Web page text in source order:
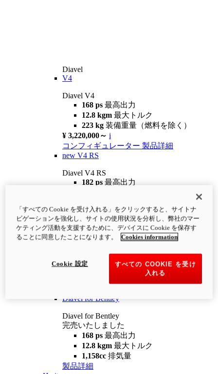
Diavel
V4
Diavel V4
168 ps 最高出力
12.8 kgm 最大トルク
223 kg 装備重量（燃料を除く）
¥ 3,220,000～ i
コンフィギュレーター 製品詳細
new V4 RS
Diavel V4 RS
182 ps 最高出力
¥4,400,000 i
コンフィギュレーター 製品詳細
newV4 RS 100
12.2 kgm
最大トルク
装備重量（燃料を除く）
Diavel for Bentley
Diavel for Bentley
完売いたしました
168 ps 最高出力
12.8 kgm 最大トルク
1,158cc 排気量
製品詳細
「すべての Cookie を受け入れる」をクリックすると、サイトナ
ビゲーションを強化し、サイトの使用状況を分析し、弊社のマー
ケティング活動を支援するために、デバイスに Cookie を保存す
ることに同意したことになります。
Cookies information
すべての COOKIE を受け
入れる
Cookie 設定